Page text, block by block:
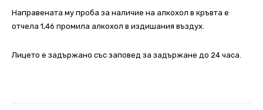
Направената му проба за наличие на алкохол в кръвта е
отчела 1,46 промила алкохол в издишания въздух.
Лицето е задържано със заповед за задържане до 24 часа.